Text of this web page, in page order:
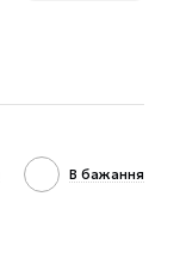
В бажання